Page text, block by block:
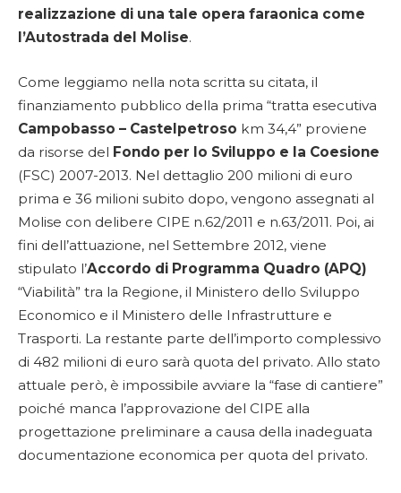
realizzazione di una tale opera faraonica come
l’Autostrada del Molise.
Come leggiamo nella nota scritta su citata, il
finanziamento pubblico della prima “tratta esecutiva
Campobasso – Castelpetroso km 34,4” proviene
da risorse del Fondo per lo Sviluppo e la Coesione
(FSC) 2007-2013. Nel dettaglio 200 milioni di euro
prima e 36 milioni subito dopo, vengono assegnati al
Molise con delibere CIPE n.62/2011 e n.63/2011. Poi, ai
fini dell’attuazione, nel Settembre 2012, viene
stipulato l’Accordo di Programma Quadro (APQ)
“Viabilità” tra la Regione, il Ministero dello Sviluppo
Economico e il Ministero delle Infrastrutture e
Trasporti. La restante parte dell’importo complessivo
di 482 milioni di euro sarà quota del privato. Allo stato
attuale però, è impossibile avviare la “fase di cantiere”
poiché manca l’approvazione del CIPE alla
progettazione preliminare a causa della inadeguata
documentazione economica per quota del privato.